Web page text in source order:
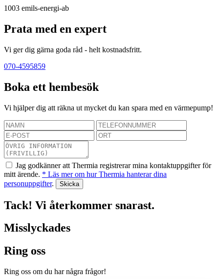
1003 emils-energi-ab
Prata med en expert
Vi ger dig gärna goda råd - helt kostnadsfritt.
070-4595859
Boka ett hembesök
Vi hjälper dig att räkna ut mycket du kan spara med en värmepump!
Jag godkänner att Thermia registrerar mina kontaktuppgifter för
mitt ärende. * Läs mer om hur Thermia hanterar dina
personuppgifter.
Tack! Vi återkommer snarast.
Misslyckades
Ring oss
Ring oss om du har några frågor!